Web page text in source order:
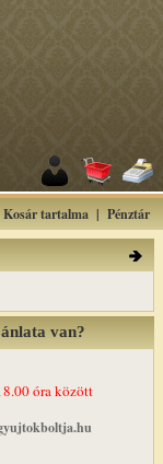
Kosár tartalma | Pénztár
van?
óra között